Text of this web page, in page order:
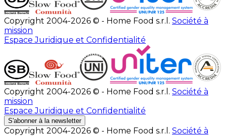
Copyright 2004-2026 © - Home Food s.r.l. Société à
mission
Espace Juridique et Confidentialité
Copyright 2004-2026 © - Home Food s.r.l. Société à
mission
Espace Juridique et Confidentialité
S'abonner à la newsletter
Copyright 2004-2026 © - Home Food s.r.l. Société à